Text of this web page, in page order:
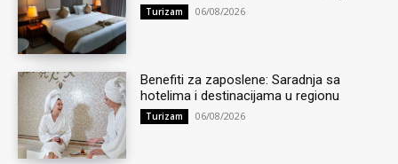
Turizam 06/08/2026
Benefiti za zaposlene: Saradnja sa
hotelima i destinacijama u regionu
Turizam 06/08/2026